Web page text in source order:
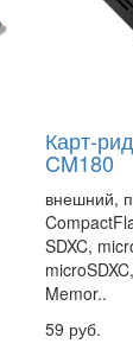
Карт-
CM180
внешний,
SDXC,
Memor..
59 руб.